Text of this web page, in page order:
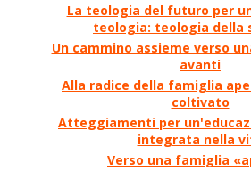
La teologia del futuro per
teologia: teologia della
Un cammino assieme verso
avanti
Alla radice della famiglia
coltivato
Atteggiamenti per
integrata nella
Verso una famiglia